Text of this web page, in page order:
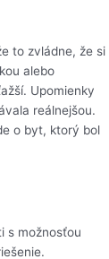
to zvládne, že si
alebo
Upomienky
reálnejšou.
o byt, ktorý bol
s možnosťou